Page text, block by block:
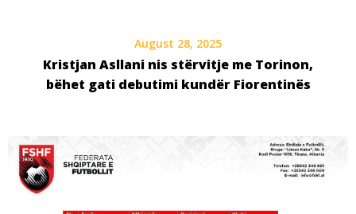
August 28, 2025
Kristjan Asllani nis stërvitje me Torinon,
bëhet gati debutimi kundër Fiorentinës